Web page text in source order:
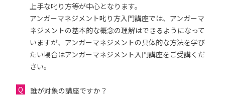
上手な叱り方等が中心となります。
アンガーマネジメント叱り方入門講座では、アンガーマ
ネジメントの基本的な概念の理解はできるようになって
いますが、アンガーマネジメントの具体的な方法を学び
たい場合はアンガーマネジメント入門講座をご受講くだ
さい。
誰が対象の講座ですか？